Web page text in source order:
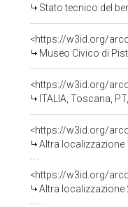
Stato tecnico del
<https://w3id.org/
Museo Civico di
<https://w3id.org/
ITALIA, Toscana,
<https://w3id.org/
Altra localizzazione
<https://w3id.org/
Altra localizzazione